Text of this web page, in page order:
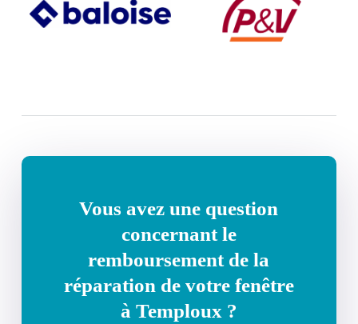
Vous avez une question
concernant le
remboursement de la
réparation de votre fenêtre
à Temploux ?